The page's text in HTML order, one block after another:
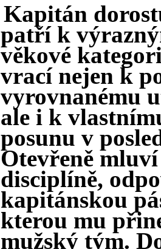
Kapitán
patří k
věkové
vrací nejen k
vyrovnanému
ale i k
posunu v
Otevřeně mluví
disciplíně,
kapitánskou
kterou mu
mužský tým.